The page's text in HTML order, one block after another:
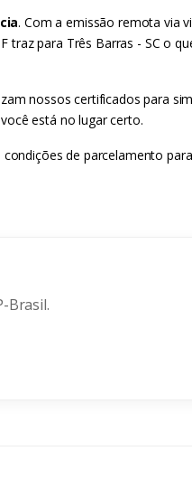
. Com a emissão remota via
para Três Barras - SC o
nossos certificados para
está no lugar certo.
de parcelamento
Brasil.